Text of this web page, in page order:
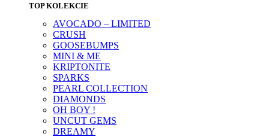
TOP KOLEKCIE
AVOCADO – LIMITED
CRUSH
GOOSEBUMPS
MINI & ME
KRIPTONITE
SPARKS
PEARL COLLECTION
DIAMONDS
OH BOY !
UNCUT GEMS
DREAMY